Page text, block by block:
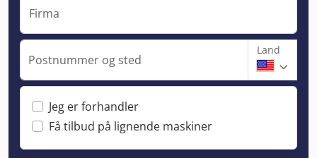
Firma
Postnummer og sted
Land
Jeg er forhandler
Få tilbud på lignende maskiner